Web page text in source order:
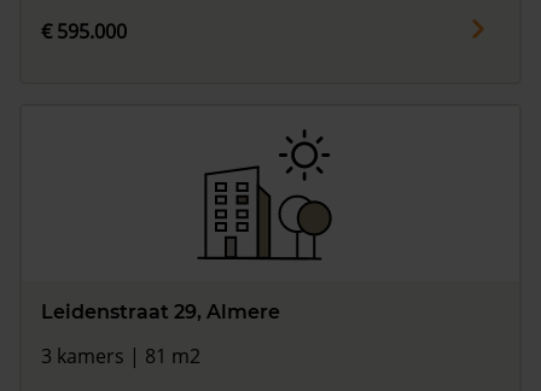
€ 595.000
Leidenstraat 29, Almere
3 kamers | 81 m2